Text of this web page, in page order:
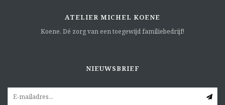
ATELIER MICHEL KOENE
Koene. Dé zorg van een toegewijd familiebedrijf!
NIEUWSBRIEF